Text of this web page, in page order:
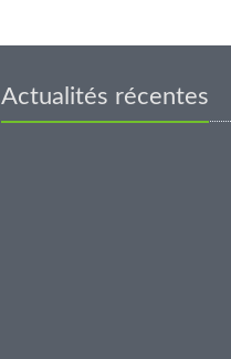
Actualités récentes